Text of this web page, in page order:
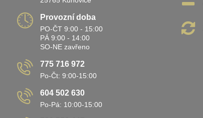
Provozní doba
PO-ČT 9:00 - 15:00
PÁ 9:00 - 14:00
SO-NE zavřeno
775 716 972
Po-Čt: 9:00-15:00
604 502 630
Po-Pá: 10:00-15:00